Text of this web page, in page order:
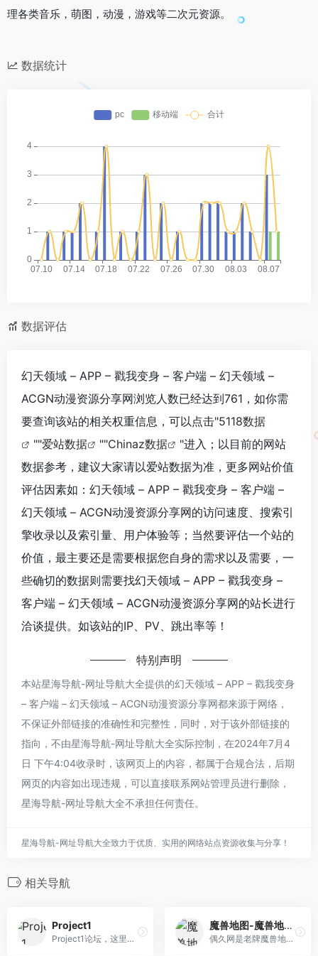
理各类音乐，萌图，动漫，游戏等二次元资源。
数据统计
数据评估
幻天领域 – APP – 戳我变身 – 客户端 – 幻天领域 –
ACGN动漫资源分享网浏览人数已经达到761，如你需
要查询该站的相关权重信息，可以点击"5118数据
""爱站数据 ""Chinaz数据
"进入；以目前的网站
数据参考，建议大家请以爱站数据为准，更多网站价值
评估因素如：幻天领域 – APP – 戳我变身 – 客户端 –
幻天领域 – ACGN动漫资源分享网的访问速度、搜索引
擎收录以及索引量、用户体验等；当然要评估一个站的
价值，最主要还是需要根据您自身的需求以及需要，一
些确切的数据则需要找幻天领域 – APP – 戳我变身 –
客户端 – 幻天领域 – ACGN动漫资源分享网的站长进行
洽谈提供。如该站的IP、PV、跳出率等！
特别声明
本站星海导航-网址导航大全提供的幻天领域 – APP – 戳我变身
– 客户端 – 幻天领域 – ACGN动漫资源分享网都来源于网络，
不保证外部链接的准确性和完整性，同时，对于该外部链接的
指向，不由星海导航-网址导航大全实际控制，在2024年7月4
日 下午4:04收录时，该网页上的内容，都属于合规合法，后期
网页的内容如出现违规，可以直接联系网站管理员进行删除，
星海导航-网址导航大全不承担任何责任。
星海导航-网址导航大全致力于优质、实用的网络站点资源收集与分享！
相关导航
Project1
Project1论坛，这里主要有RMXP、RMVX、AGM、RMVX ACE的制作交流区，游戏素材分享区和原创游戏发布区，以及其他一些版块，适合游戏制作爱好者一起参与讨论，共同进步，交流经验，分享成果。
魔兽地图-魔兽地图下载-魔兽争霸地图-魔兽RPG地图-偶久网
偶久网是老牌魔兽地图下载站，每天提供最新魔兽地图、魔兽破解地图、魔兽无CD地图、魔兽辅助工具、魔兽攻略秘籍、魔兽地图专题等，网站深受广大魔兽地图爱好者的喜爱。